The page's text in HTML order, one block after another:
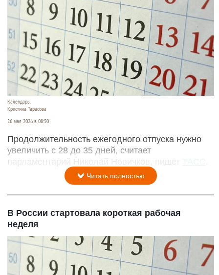
Календарь.
Кристина Тарасова
26 мая 2026 в 08:50
Продолжительность ежегодного отпуска нужно
увеличить с 28 до 35 дней, считает
парламентарий Николай Новичков, пишет ТАСС
Читать полностью
В России стартовала короткая рабочая
неделя